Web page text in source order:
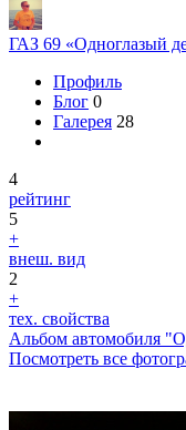
ГАЗ 69 «Одноглазый
Профиль
Блог 0
Галерея 28
4
рейтинг
5
+
внеш. вид
2
+
тех. свойства
Альбом автомобиля
Посмотреть все